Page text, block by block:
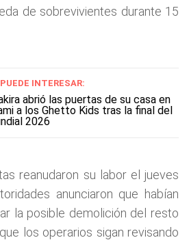
de sobrevivientes durante 15
INTERESAR:
abrió las puertas de su casa en
a los Ghetto Kids tras la final del
2026
reanudaron su labor el jueves
anunciaron que habían
la posible demolición del resto
los operarios sigan revisando